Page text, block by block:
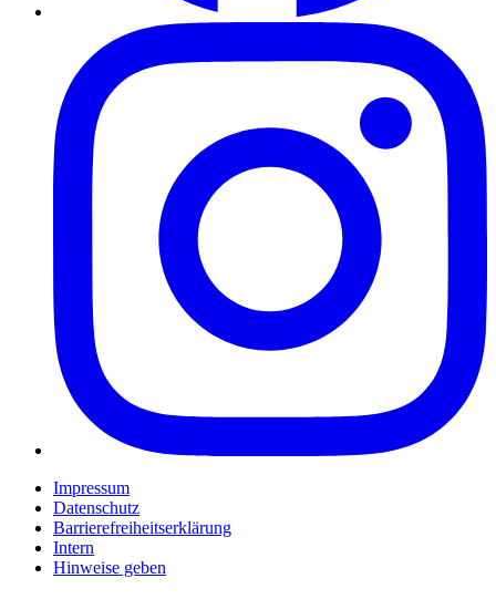
Impressum
Datenschutz
Barrierefreiheitserklärung
Intern
Hinweise geben